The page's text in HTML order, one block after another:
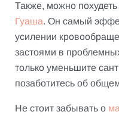
Также, можно
Гуаша. Он самый
усилении
застоями в
только уменьшите
позаботитесь об
Не стоит забывать о